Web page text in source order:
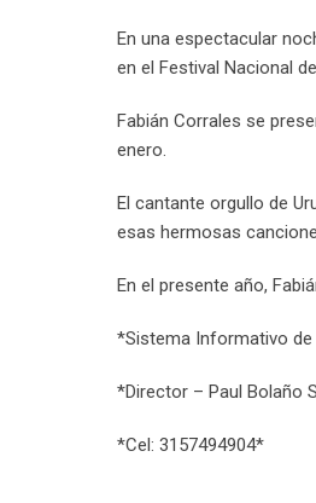
En una espectacular
en el Festival Nacional
Fabián Corrales se
enero.
El cantante orgullo de
esas hermosas
En el presente año,
*Sistema Informativo
*Director – Paul Bolaño
*Cel: 3157494904*